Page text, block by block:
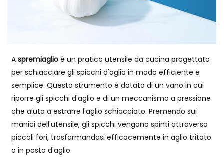
Aspremiaglio è un pratico utensile da cucina progettato
per schiacciare gli spicchi d'aglio in modo efficiente e
semplice. Questo strumento è dotato di un vano in cui
riporre gli spicchi d'aglio e di un meccanismo a pressione
che aiuta a estrarre l'aglio schiacciato. Premendo sui
manici dell'utensile, gli spicchi vengono spinti attraverso
piccoli fori, trasformandosi efficacemente in aglio tritato
o in pasta d'aglio.